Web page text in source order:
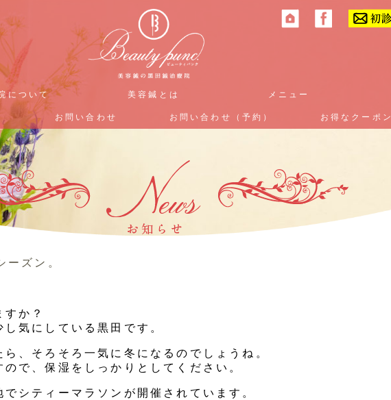
について 美容鍼とは メニュー
お問い合わせ お問い合わせ（予約） お得なクーポン
について 美容鍼とは メニュー
お問い合わせ お問い合わせ（予約） お得なクーポン
ーズン。
か？
気にしている黒田です。
、そろそろ一気に冬になるのでしょうね。
で、保湿をしっかりとしてください。
シティーマラソンが開催されています。